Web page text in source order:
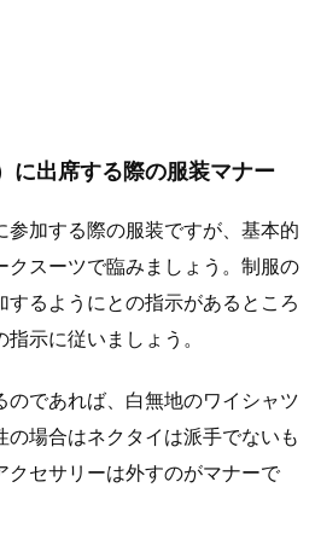
に出席する際の服装マナー
参加する際の服装ですが、基本的
クスーツで臨みましょう。制服の
するようにとの指示があるところ
示に従いましょう。
のであれば、白無地のワイシャツ
の場合はネクタイは派手でないも
クセサリーは外すのがマナーで